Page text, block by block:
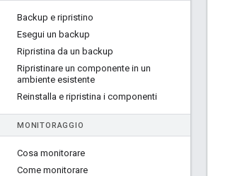
Backup e ripristino
Esegui un backup
Ripristina da un backup
Ripristinare un componente in un
ambiente esistente
Reinstalla e ripristina i componenti
MONITORAGGIO
Cosa monitorare
Come monitorare